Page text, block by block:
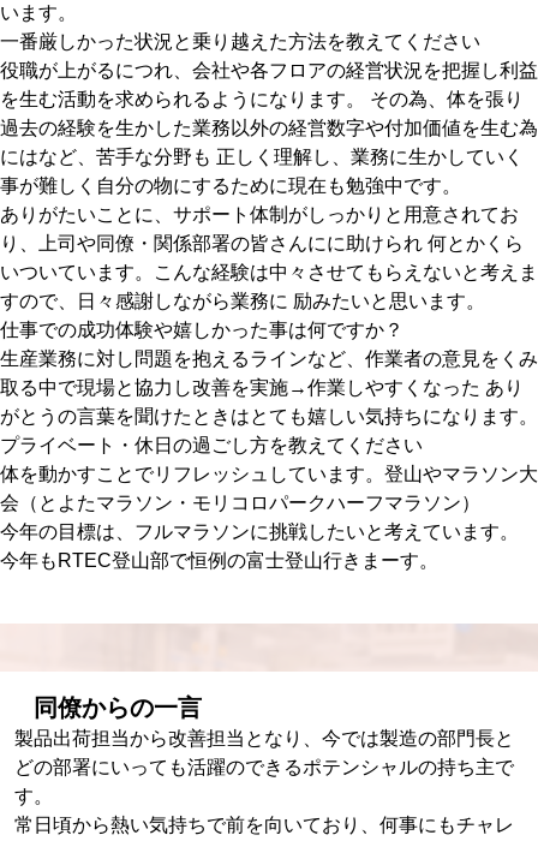
います。
一番厳しかった状況と乗り越えた方法を教えてください
役職が上がるにつれ、会社や各フロアの経営状況を把握し利益
を生む活動を求められるようになります。 その為、体を張り
過去の経験を生かした業務以外の経営数字や付加価値を生む為
にはなど、苦手な分野も 正しく理解し、業務に生かしていく
事が難しく自分の物にするために現在も勉強中です。
ありがたいことに、サポート体制がしっかりと用意されてお
り、上司や同僚・関係部署の皆さんにに助けられ 何とかくら
いついています。こんな経験は中々させてもらえないと考えま
すので、日々感謝しながら業務に 励みたいと思います。
仕事での成功体験や嬉しかった事は何ですか？
生産業務に対し問題を抱えるラインなど、作業者の意見をくみ
取る中で現場と協力し改善を実施→作業しやすくなった あり
がとうの言葉を聞けたときはとても嬉しい気持ちになります。
プライベート・休日の過ごし方を教えてください
体を動かすことでリフレッシュしています。登山やマラソン大
会（とよたマラソン・モリコロパークハーフマラソン）
今年の目標は、フルマラソンに挑戦したいと考えています。
今年もRTEC登山部で恒例の富士登山行きまーす。
同僚からの一言
製品出荷担当から改善担当となり、今では製造の部門長と
どの部署にいっても活躍のできるポテンシャルの持ち主で
す。
常日頃から熱い気持ちで前を向いており、何事にもチャレ